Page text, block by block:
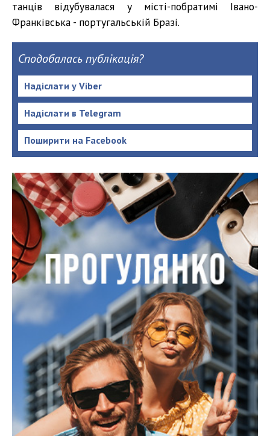
танців відубувалася у місті-побратимі Івано-
Франківська - португальській Бразі.
Сподобалась публікація?
Надіслати у Viber
Надіслати в Telegram
Поширити на Facebook